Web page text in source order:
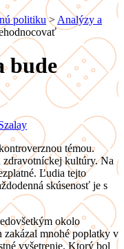
politiku> Analýzy a
bude
témou.
kultúry. Na
Ľudia tejto
skúsenosť je s
okolo
zakázal mnohé poplatky v
vyšetrenie. Ktorý bol